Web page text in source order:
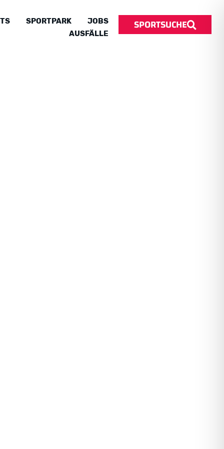
SPORTPARK
JOBS
AUSFÄLLE
SPORTSUCHE